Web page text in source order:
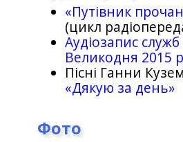
«Путівник
(цикл
Аудіозапис
Великодня 2015
Пісні Ганни
«Дякую за день»
Фото